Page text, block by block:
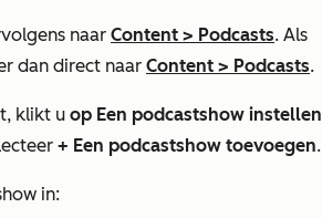
naar Content > Podcasts. Als
dan direct naar Content > Podcasts.
klikt u op Een podcastshow instellen
+ Een podcastshow toevoegen.
in: